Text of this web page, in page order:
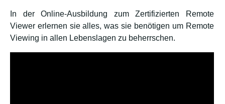
In der Online-Ausbildung zum Zertifizierten Remote
Viewer erlernen sie alles, was sie benötigen um Remote
Viewing in allen Lebenslagen zu beherrschen.